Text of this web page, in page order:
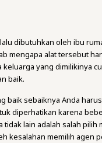
dibutuhkan oleh ibu
mengapa alat tersebut
yang dimilikinya
baik.
baik sebaiknya Anda
diperhatikan karena
lain adalah salah pilih
kesalahan memilih agen